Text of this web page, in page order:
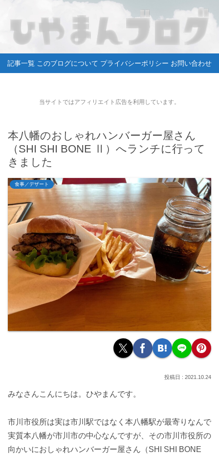
記事一覧 このブログについて プライバシーポリシー お問い合わせ
当サイトではアフィリエイト広告を利用しています。
本八幡のおしゃれハンバーガー屋さん
（SHI SHI BONE Ⅱ）へランチに行って
きました
食事／デザート
2021.10.24
みなさんこんにちは。ひやまんです。
市川市役所は実は市川駅ではなく本八幡駅が最寄りなんで
実質本八幡が市川市の中心なんですが、その市川市役所の
向かいにおしゃれハンバーガー屋さん（SHI SHI BONE